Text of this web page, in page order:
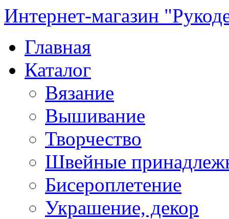
Интернет-магазин
Главная
Каталог
Вязание
Вышивание
Творчество
Швейные
Бисероплетение
Украшение, декор